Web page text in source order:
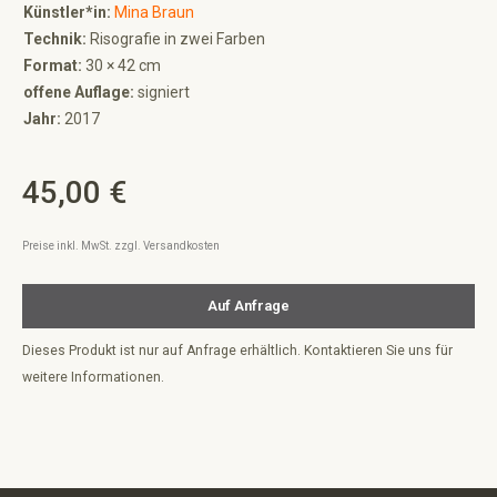
Künstler*in: Mina Braun
Technik: Risografie in zwei Farben
Format: 30 × 42 cm
offene Auflage: signiert
Jahr: 2017
Regulärer Preis:
45,00 €
Preise inkl. MwSt. zzgl. Versandkosten
Auf Anfrage
Dieses Produkt ist nur auf Anfrage erhältlich. Kontaktieren Sie uns für
weitere Informationen.